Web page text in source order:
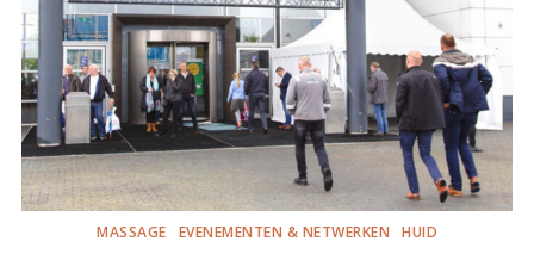
MASSAGE EVENEMENTEN & NETWERKEN HUID